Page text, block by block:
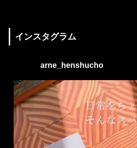
インスタグラム
arne_henshucho